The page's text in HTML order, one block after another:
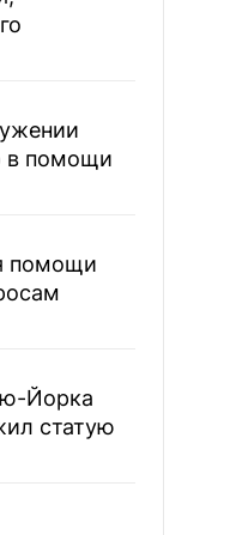
в помощи
помощи
Йорка
статую